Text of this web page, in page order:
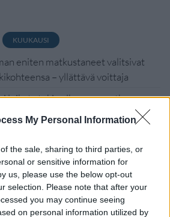
My Personal Information
the sale, sharing to third parties, or
or sensitive information for
us, please use the below opt-out
selection. Please note that after your
you may continue seeing
on personal information utilized by
KUUKAUSI
eniten matkustaneet valitsivat
– yllättävä voittaja
leikata tukia ulkomaanmatkan
– katuja suljetaan
pakeni poliisia – tutkaan
tuoksu levisi Spider-Man -